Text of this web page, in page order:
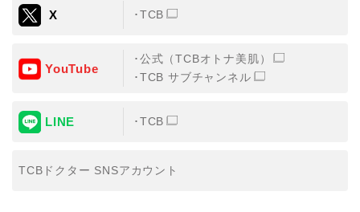
②共同して利用する者の範囲
③共同利用する者の利用目的
【外部委託について】
おいて、取得情報の取扱いの全部または一部を外部の業
務委託先に委託することがあります。取得情報の取り扱
X TCB
YouTube
公式（TCBオトナ美肌）
TCB サブチャンネル
LINE TCB
TCBドクター SNSアカウント